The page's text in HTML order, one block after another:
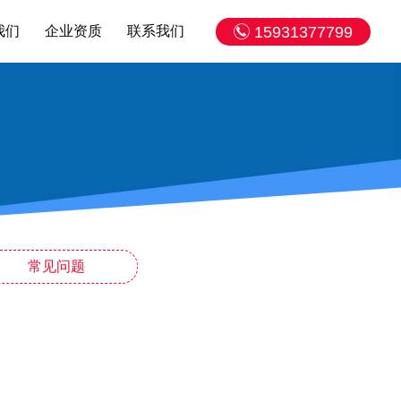
15931377799
们 企业资质 联系我们
常见问题